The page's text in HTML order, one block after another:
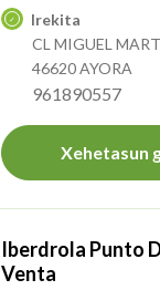
Irekita
CL MIGUEL
46620 AYORA
961890557
Xehetasun
Iberdrola Punto
Venta